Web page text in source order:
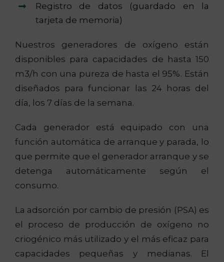
Registro de datos (guardado en la
tarjeta de memoria)
Nuestros generadores de oxígeno están
disponibles para capacidades de hasta 150
m3/h con una pureza de hasta el 95%. Están
diseñados para funcionar las 24 horas del
día, los 7 días de la semana.
Cada generador está equipado con una
función automática de arranque y parada, lo
que permite que el generador arranque y se
detenga automáticamente según el
consumo.
La adsorción por cambio de presión (PSA) es
el proceso de producción de oxígeno no
criogénico más utilizado y el más eficaz para
capacidades pequeñas y medianas. El